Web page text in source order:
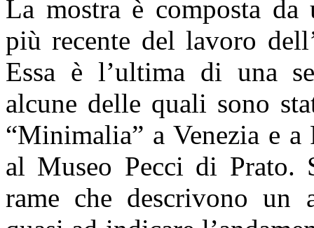
La mostra è composta da
più recente del lavoro
Essa è l’ultima di una
alcune delle quali sono
“Minimalia” a Venezia e a
al Museo Pecci di Prato.
rame che descrivono un